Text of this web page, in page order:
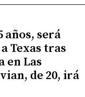
años, será
Texas tras
en Las
de 20, irá